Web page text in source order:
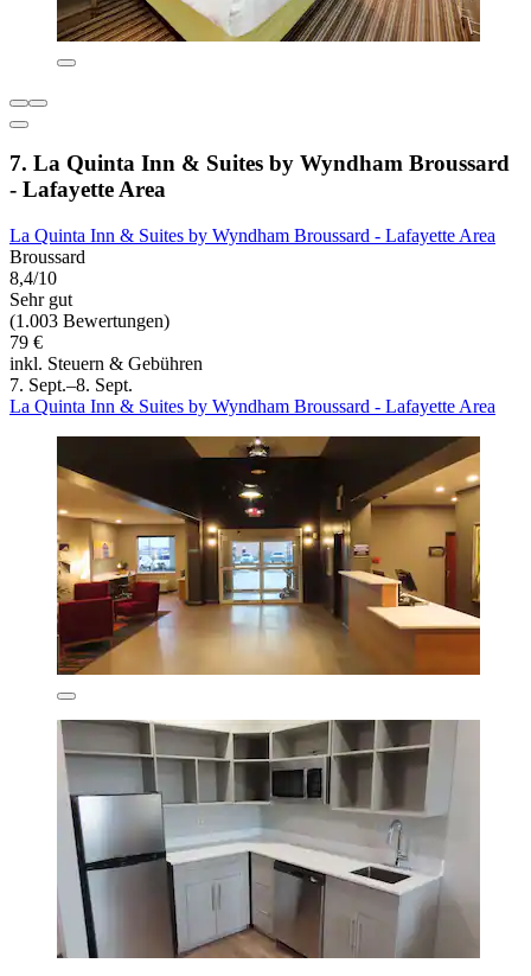
7. La Quinta Inn & Suites by Wyndham Broussard
- Lafayette Area
La Quinta Inn & Suites by Wyndham Broussard - Lafayette Area
Broussard
8,4/10
Sehr gut
(1.003 Bewertungen)
79 €
inkl. Steuern & Gebühren
7. Sept.–8. Sept.
La Quinta Inn & Suites by Wyndham Broussard - Lafayette Area